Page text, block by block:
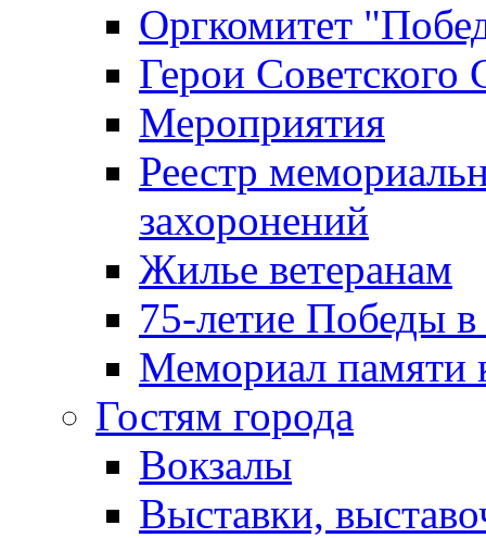
Оргкомитет
Герои Советского
Мероприятия
Реестр
захоронений
Жилье ветеранам
75-летие Победы
Мемориал памяти
Гостям города
Вокзалы
Выставки,